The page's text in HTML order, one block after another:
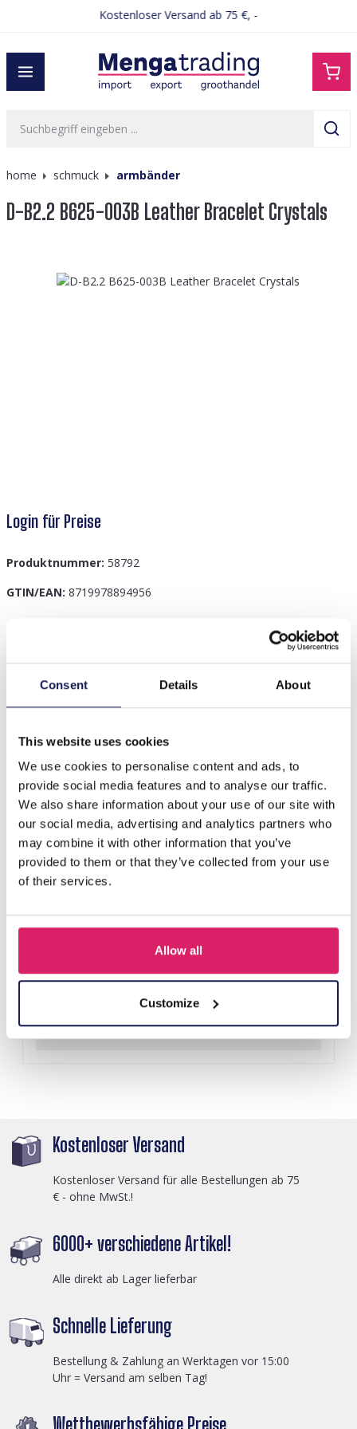
Consent Details About
This website uses cookies
We use cookies to personalise content and ads, to
provide social media features and to analyse our traffic.
We also share information about your use of our site with
our social media, advertising and analytics partners who
may combine it with other information that you’ve
provided to them or that they’ve collected from your use
of their services.
Allow all
Customize
Kostenloser Versand ab 75 €, -
home schmuck armbänder
D-B2.2 B625-003B Leather Bracelet Crystals
Bildergalerie überspringen
Login für Preise
Produktnummer: 58792
GTIN/EAN: 8719978894956
D-B2.2 B625-003B Leather Bracelet Crystals
Andere kauften auch
Login für Preise
Kostenloser Versand
Kostenloser Versand für alle Bestellungen ab 75
€ - ohne MwSt.!
6000+ verschiedene Artikel!
Alle direkt ab Lager lieferbar
Schnelle Lieferung
Bestellung & Zahlung an Werktagen vor 15:00
Uhr = Versand am selben Tag!